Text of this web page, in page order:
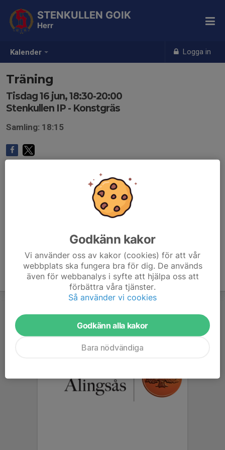
Kalender Logga in
STENKULLEN GOIK
Herr
Träning
Tisdag 16 jun, 18:30-20:00
Stenkullen IP - Konstgräs
Samling: 18:15
Godkänn kakor
Vi använder oss av kakor (cookies) för att vår
webbplats ska fungera bra för dig. De används
även för webbanalys i syfte att hjälpa oss att
förbättra våra tjänster.
Så använder vi cookies
Godkänn alla kakor
Bara nödvändiga